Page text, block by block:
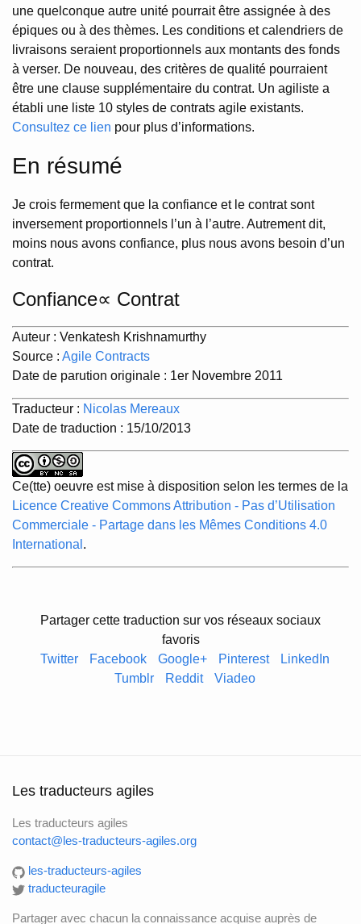
une quelconque autre unité pourrait être assignée à des
épiques ou à des thèmes. Les conditions et calendriers de
livraisons seraient proportionnels aux montants des fonds
à verser. De nouveau, des critères de qualité pourraient
être une clause supplémentaire du contrat. Un agiliste a
établi une liste 10 styles de contrats agile existants.
Consultez ce lien pour plus d’informations.
En résumé
Je crois fermement que la confiance et le contrat sont
inversement proportionnels l’un à l’autre. Autrement dit,
moins nous avons confiance, plus nous avons besoin d’un
contrat.
Confiance∝ Contrat
Auteur : Venkatesh Krishnamurthy
Source : Agile Contracts
Date de parution originale : 1er Novembre 2011
Traducteur : Nicolas Mereaux
Date de traduction : 15/10/2013
Ce(tte) oeuvre est mise à disposition selon les termes de la
Licence Creative Commons Attribution - Pas d’Utilisation
Commerciale - Partage dans les Mêmes Conditions 4.0
International .
Partager cette traduction sur vos réseaux sociaux
favoris
Twitter
Facebook Google+ Pinterest
LinkedIn
Tumblr
Reddit Viadeo
Les traducteurs agiles
Les traducteurs agiles
contact@les-traducteurs-agiles.org
les-traducteurs-agiles
traducteuragile
Partager avec chacun la connaissance acquise auprès de